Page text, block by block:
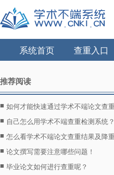
系统首页 查重入口
推荐阅读
■ 如何才能快速通过学术不端论文查
■ 自己怎么用学术不端查重检测系统？
■ 怎么看学术不端论文查重结果及降
■ 论文撰写需要注意哪些问题！
■ 毕业论文如何进行查重呢？